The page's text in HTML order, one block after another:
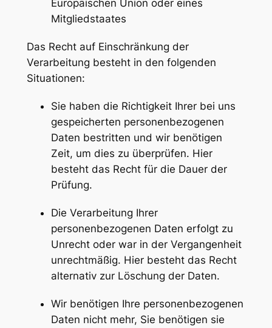
Europäischen Union oder eines
Mitgliedstaates
Das Recht auf Einschränkung der
Verarbeitung besteht in den folgenden
Situationen:
Sie haben die Richtigkeit Ihrer bei uns
gespeicherten personenbezogenen
Daten bestritten und wir benötigen
Zeit, um dies zu überprüfen. Hier
besteht das Recht für die Dauer der
Prüfung.
Die Verarbeitung Ihrer
personenbezogenen Daten erfolgt zu
Unrecht oder war in der Vergangenheit
unrechtmäßig. Hier besteht das Recht
alternativ zur Löschung der Daten.
Wir benötigen Ihre personenbezogenen
Daten nicht mehr, Sie benötigen sie